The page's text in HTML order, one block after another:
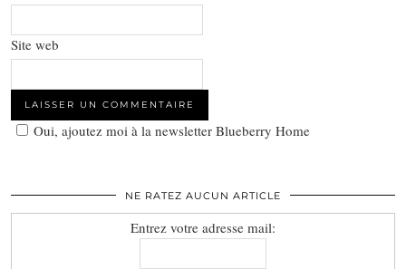
Site web
Oui, ajoutez moi à la newsletter Blueberry Home
NE RATEZ AUCUN ARTICLE
Entrez votre adresse mail: